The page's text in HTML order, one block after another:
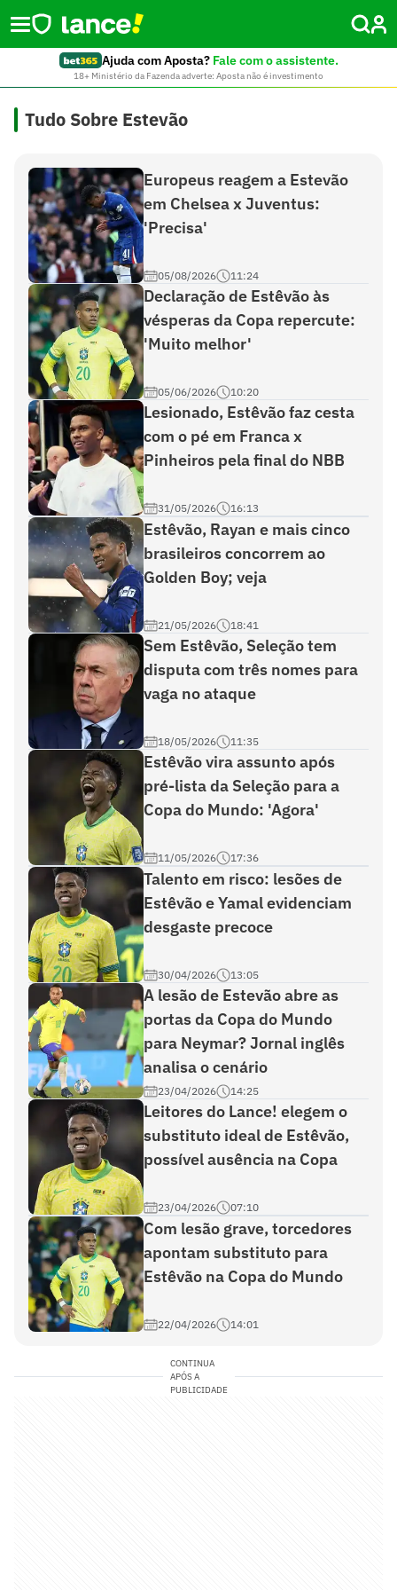
Ajuda com Aposta? Fale com o assistente.
18+ Ministério da Fazenda adverte: Aposta não é investimento
Tudo Sobre Estevão
Europeus reagem a Estevão
em Chelsea x Juventus:
'Precisa'
05/08/2026 11:24
Declaração de Estêvão às
vésperas da Copa repercute:
'Muito melhor'
05/06/2026 10:20
Lesionado, Estêvão faz cesta
com o pé em Franca x
Pinheiros pela final do NBB
31/05/2026 16:13
Estêvão, Rayan e mais cinco
brasileiros concorrem ao
Golden Boy; veja
21/05/2026 18:41
Sem Estêvão, Seleção tem
disputa com três nomes para
vaga no ataque
18/05/2026 11:35
Estêvão vira assunto após
pré-lista da Seleção para a
Copa do Mundo: 'Agora'
11/05/2026 17:36
Talento em risco: lesões de
Estêvão e Yamal evidenciam
desgaste precoce
30/04/2026 13:05
A lesão de Estevão abre as
portas da Copa do Mundo
para Neymar? Jornal inglês
analisa o cenário
23/04/2026 14:25
Leitores do Lance! elegem o
substituto ideal de Estêvão,
possível ausência na Copa
23/04/2026 07:10
Com lesão grave, torcedores
apontam substituto para
Estêvão na Copa do Mundo
22/04/2026 14:01
CONTINUA
APÓS A
PUBLICIDADE